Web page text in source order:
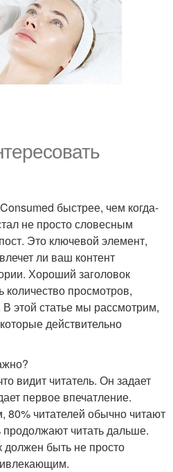
быстрее, чем когда-
не просто словесным
Это ключевой элемент,
ли ваш контент
Хороший заголовок
количество просмотров,
этой статье мы рассмотрим,
действительно
видит читатель. Он задает
первое впечатление.
80% читателей обычно читают
продолжают читать дальше.
должен быть не просто